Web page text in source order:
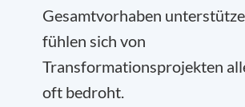
Gesamtvorhaben
fühlen sich von
Transformationsprojekten
oft bedroht.